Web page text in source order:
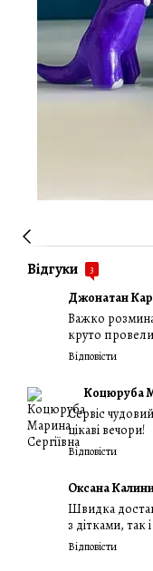
Відгуки 3
Джонатан
Важко
круто
Відповісти
Коцюруба
Сервіс
цікаві вечори!
Відповісти
Оксана
Швидка
з дітками,
Відповісти